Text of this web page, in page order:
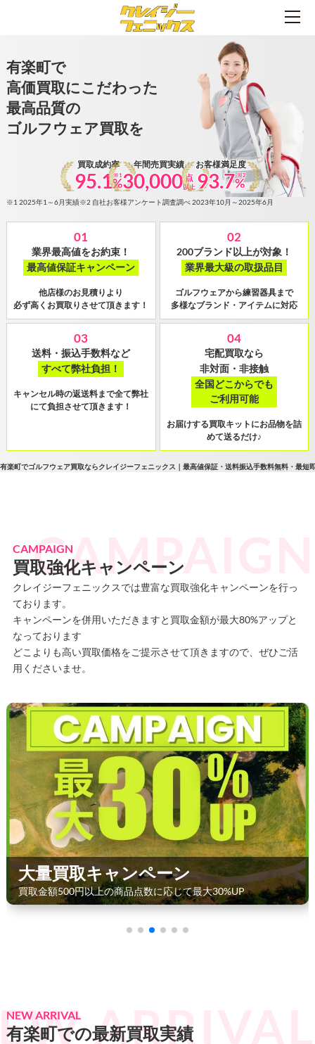
有楽町でゴルフウェア買取ならクレイジーフェニックス｜最高値保証・送料振込手数料無料・最短
有楽町で
高価買取にこだわった
最高品質の
ゴルフウェア買取を
買取成約率
95.1※1
%
年間売買実績
30,000 点
以上
お客様満足度
93.7 ※2
%
※1 2025年1～6月実績※2 自社お客様アンケート調査調べ 2023年10月～2025年6月
01
業界最高値をお約束！
最高値保証キャンペーン
他店様のお見積りより
必ず高くお買取りさせて頂きます！
02
200ブランド以上が対象！
業界最大級の取扱品目
ゴルフウェアから練習器具まで
多様なブランド・アイテムに対応
03
送料・振込手数料など
すべて弊社負担！
キャンセル時の返送料まで全て弊社
にて負担させて頂きます！
04
宅配買取なら
非対面・非接触
全国どこからでも
ご利用可能
お届けする買取キットにお品物を詰
めて送るだけ♪
CAMPAIGN
買取強化キャンペーン
クレイジーフェニックスでは豊富な買取強化キャンペーンを行っ
ております。
キャンペーンを併用いただきますと買取金額が最大80%アップと
なっております
どこよりも高い買取価格をご提示させて頂きますので、ぜひご活
用くださいませ。
大量買取キャンペーン
買取金額500円以上の商品点数に応じて最大30%UP
NEW ARRIVAL
有楽町での最新買取実績